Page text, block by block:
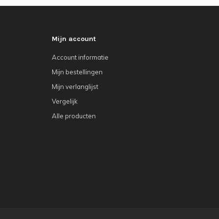
Mijn account
Account informatie
Mijn bestellingen
Mijn verlanglijst
Vergelijk
Alle producten